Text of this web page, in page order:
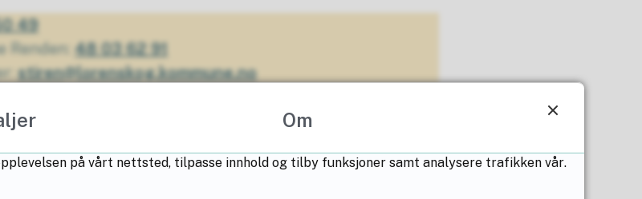
49
Renden: 48 03 62 91
stiren@lorenskog.kommune.no
eller behov for informasjon om tjenester fra Helse-,
Om
på vårt nettsted, tilpasse innhold og tilby funksjoner samt analysere trafikken vår.